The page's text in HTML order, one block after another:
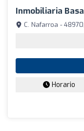
Inmobiliaria
C. Nafarroa -
Horario